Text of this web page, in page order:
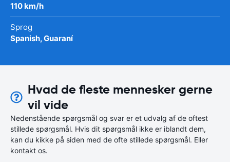
110 km/h
Sprog
Spanish, Guaraní
Hvad de fleste mennesker gerne
vil vide
Nedenstående spørgsmål og svar er et udvalg af de oftest
stillede spørgsmål. Hvis dit spørgsmål ikke er iblandt dem,
kan du kikke på siden med de ofte stillede spørgsmål. Eller
kontakt os.